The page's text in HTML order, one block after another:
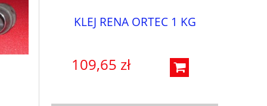
KLEJ RENA ORTEC 1 KG
109,65 zł